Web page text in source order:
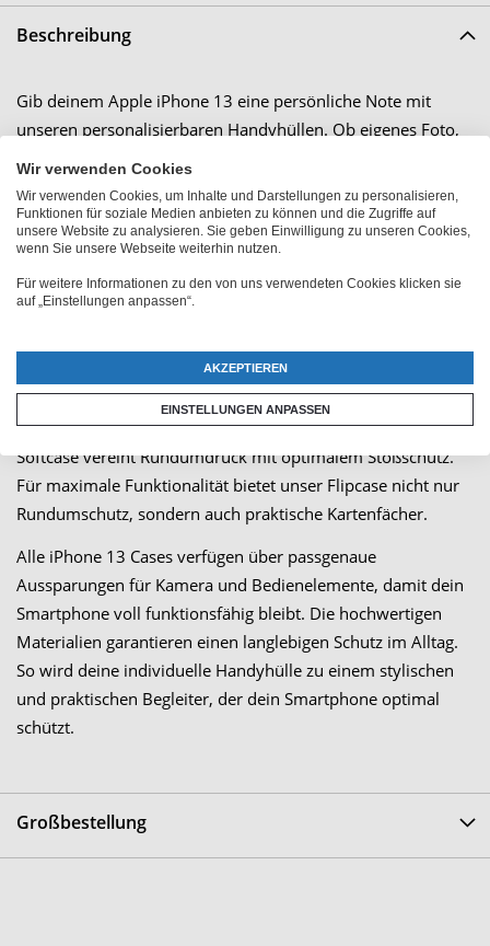
Beschreibung
Gib deinem Apple iPhone 13 eine persönliche Note mit
unseren personalisierbaren Handyhüllen. Ob eigenes Foto,
nach deinen Vorstellungen. Dank brillanter Druckqualität
und kratzfestem Druck bleibt dein Design lange erhalten und
macht deine Handyhülle zu einem echten Hingucker.
Wähle aus verschiedenen Hüllentypen (modellabhängig) den
perfekten Schutz für dein Gerät: Das schlanke Hardcase
Premium Hardcase durch seinen Rundumdruck besticht.
Noch mehr Schutz gefällig? Dann ist das Softcase mit
Premium Stoßschutz die richtige Wahl. Das Premium
Softcase vereint Rundumdruck mit optimalem Stoßschutz.
Für maximale Funktionalität bietet unser Flipcase nicht nur
Rundumschutz, sondern auch praktische Kartenfächer.
Alle iPhone 13 Cases verfügen über passgenaue
Aussparungen für Kamera und Bedienelemente, damit dein
Smartphone voll funktionsfähig bleibt. Die hochwertigen
Materialien garantieren einen langlebigen Schutz im Alltag.
So wird deine individuelle Handyhülle zu einem stylischen
und praktischen Begleiter, der dein Smartphone optimal
schützt.
Großbestellung
Wir verwenden Cookies
Wir verwenden Cookies, um Inhalte und Darstellungen zu personalisieren,
Funktionen für soziale Medien anbieten zu können und die Zugriffe auf
unsere Website zu analysieren. Sie geben Einwilligung zu unseren Cookies,
wenn Sie unsere Webseite weiterhin nutzen.
Für weitere Informationen zu den von uns verwendeten Cookies klicken sie
auf „Einstellungen anpassen“.
AKZEPTIEREN
EINSTELLUNGEN ANPASSEN